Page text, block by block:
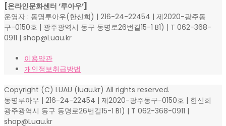
[온라인문화센터 ‘루아우’]
운영자 : 동명루아우(한신희) | 216-24-22454 | 제2020-광주동
구-0150호 | 광주광역시 동구 동명로26번길15-1 B1) | T 062-368-
0911 | shop@Luau.kr
이용약관
개인정보취급방법
Copyright (C) LUAU (luau.kr) All rights reserved.
동명루아우 | 216-24-22454 | 제2020-광주동구-0150호 | 한신희
광주광역시 동구 동명로26번길15-1 B1) | T 062-368-0911 |
shop@Luau.kr